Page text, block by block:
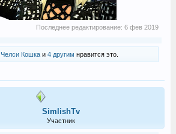
Последнее редактирование:6 фев 2019
Челси Кошкаи 4 другим нравится это.
SimlishTv
Участник